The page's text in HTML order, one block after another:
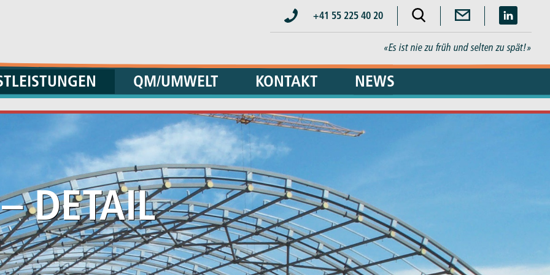
+41 55 225 40 20
«Es ist nie zu früh und selten zu spät!»
QM/UMWELT KONTAKT NEWS
–DETAIL